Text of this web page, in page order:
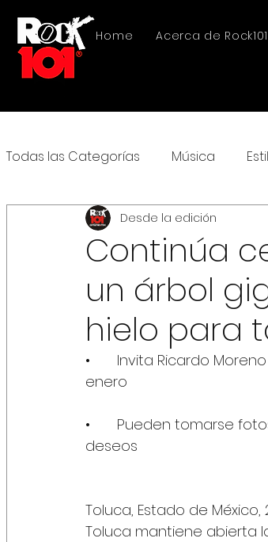
Home Acerca de Rock101
Todas las Categorías Música
Continúa
un árbol
hielo para
Desde la edición
•	Invita Ricardo Moreno a disfrutar de los atractivos navideños hasta el 7 de
enero
•	Pueden tomarse fotos y dejar su carta para Reyes Magos en buzón de los
deseos
Toluca, Estado de
Toluca mantiene abierta